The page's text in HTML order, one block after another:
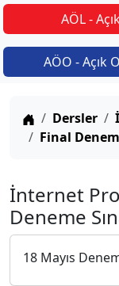
AÖL -
AÖO - Açık
Anasayfa
Dersler
Final
İnternet
Deneme
18 Mayıs